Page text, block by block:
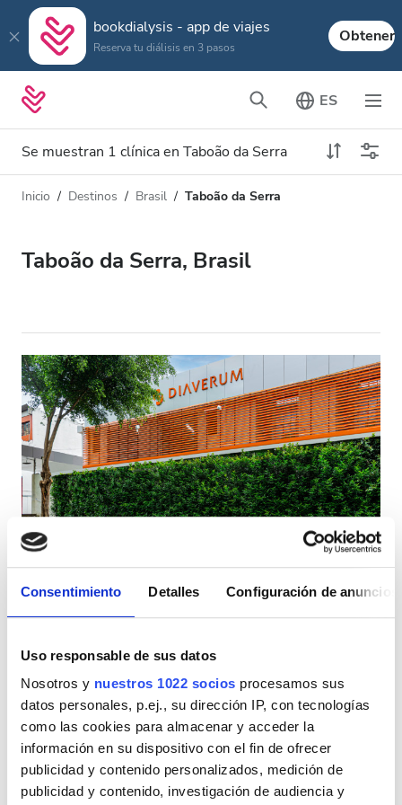
Consentimiento Detalles Configuración de anuncios
Uso responsable de sus datos
Nosotros y nuestros 1022 socios procesamos sus
datos personales, p.ej., su dirección IP, con tecnologías
como las cookies para almacenar y acceder la
información en su dispositivo con el fin de ofrecer
publicidad y contenido personalizados, medición de
publicidad y contenido, investigación de audiencia y
bookdialysis - app de viajes
Reserva tu diálisis en 3 pasos
Obtener
ES
Se muestran 1 clínica en Taboão da Serra
Tipo de diálisis
Todas las diálisis
Acepta
Pacientes con VIH
Pacientes con hepatitis B
Pacientes con hepatitis C
GHIC
Refrescos
WiFi gratuito
Pantallas de televisión
Traslado gratuito
Distancia
Inicio Destinos Brasil Taboão da Serra
Taboão da Serra, Brasil
Diaverum Taboão da Serra
Taboão da Serra, Brasil
2,26 km desde el centro de la ciudad
Refrescos WiFi gratuito Pantallas de televisión
Por tratamiento
Diálisis HD 182 €
Diálisis HDF 273 €
Reservación